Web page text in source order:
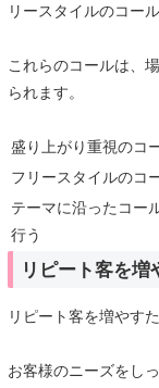
リースタイルのコー
これらのコールは、
られます。
盛り上がり重視のコ
フリースタイルのコ
テーマに沿ったコー
行う
リピート客を増
リピート客を増やす
お客様のニーズをし